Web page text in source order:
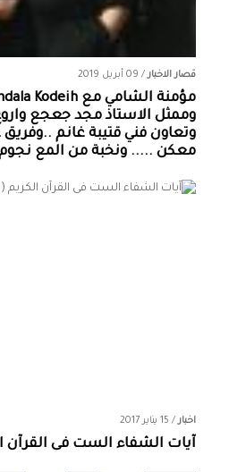
قصار الاخبار/ 09 أبريل 2019
وممثل الاستاذ مجد جعجع
وتعاون فني قتيبة غانم
معكن ..... ونخبة من المع نجوم
اخبار/ 15 يناير 2017
آيات الشفاء الست فى القرآن